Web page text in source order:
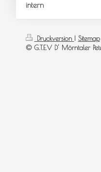
intern
Druckversion
Sitemap
© G.T.E.V D' Mörntaler